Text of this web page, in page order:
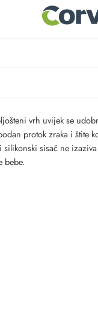
vrh uvijek se
protok zraka i štite
sisač ne
bebe.